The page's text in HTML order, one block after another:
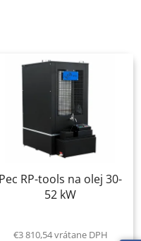
Pec RP-tools na olej 30-
52 kW
€3 810,54 vrátane DPH